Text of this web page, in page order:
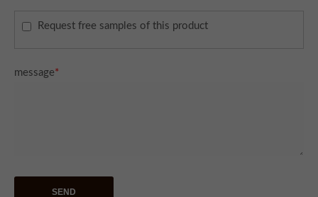
Request free samples of this product
message*
SEND